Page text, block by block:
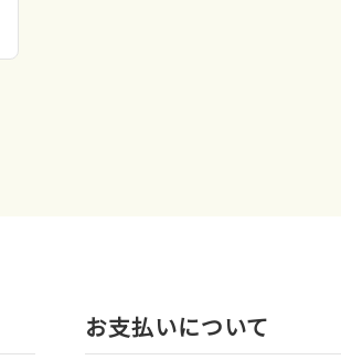
お⽀払いについて